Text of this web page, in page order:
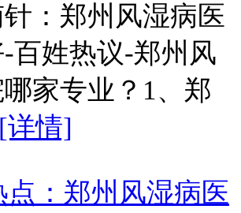
：郑州风湿病医
百姓热议-郑州风
家专业？1、郑
[详情]
点：郑州风湿病医